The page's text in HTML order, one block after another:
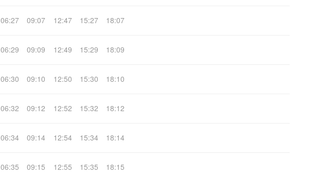
06:27 09:07 12:47 15:27 18:07
06:29 09:09 12:49 15:29 18:09
06:30 09:10 12:50 15:30 18:10
06:32 09:12 12:52 15:32 18:12
06:34 09:14 12:54 15:34 18:14
06:35 09:15 12:55 15:35 18:15